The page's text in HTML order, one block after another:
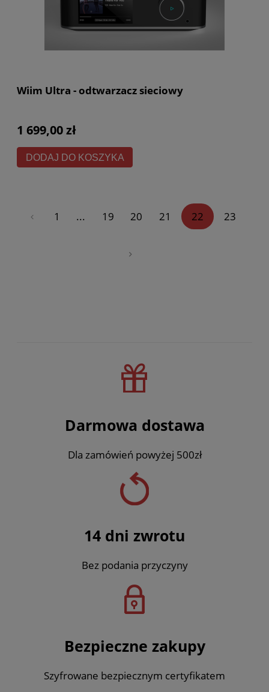
Wiim Ultra - odtwarzacz sieciowy
1 699,00 zł
DODAJ DO KOSZYKA
« 1 ... 19 20 21 22 23
Darmowa dostawa
Dla zamówień powyżej 500zł
14 dni zwrotu
Bez podania przyczyny
Bezpieczne zakupy
Szyfrowane bezpiecznym certyfikatem